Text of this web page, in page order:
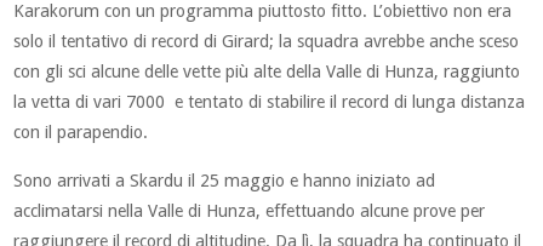
Karakorum con un programma piuttosto fitto. L’obiettivo non era
solo il tentativo di record di Girard; la squadra avrebbe anche sceso
con gli sci alcune delle vette più alte della Valle di Hunza, raggiunto
la vetta di vari 7000 e tentato di stabilire il record di lunga distanza
con il parapendio.
Sono arrivati ​​a Skardu il 25 maggio e hanno iniziato ad
acclimatarsi nella Valle di Hunza, effettuando alcune prove per
raggiungere il record di altitudine. Da lì, la squadra ha continuato il